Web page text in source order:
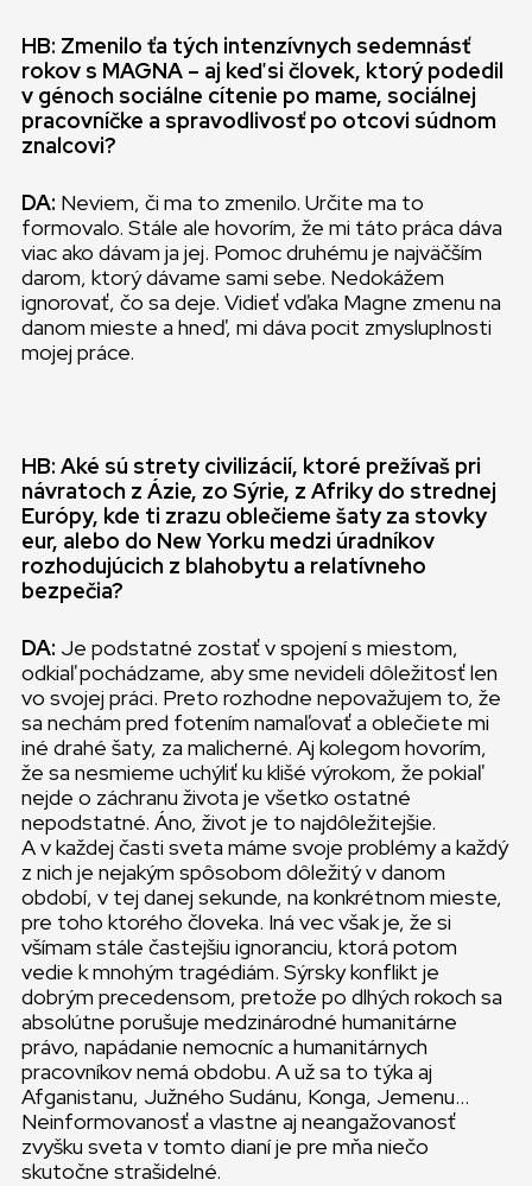
HB: Zmenilo ťa tých intenzívnych sedemnásť
rokov s MAGNA – aj keď si človek, ktorý podedil
v génoch sociálne cítenie po mame, sociálnej
pracovníčke a spravodlivosť po otcovi súdnom
znalcovi?
DA: Neviem, či ma to zmenilo. Určite ma to
formovalo. Stále ale hovorím, že mi táto práca dáva
viac ako dávam ja jej. Pomoc druhému je najväčším
darom, ktorý dávame sami sebe. Nedokážem
ignorovať, čo sa deje. Vidieť vďaka Magne zmenu na
danom mieste a hneď, mi dáva pocit zmysluplnosti
mojej práce.
HB: Aké sú strety civilizácií, ktoré prežívaš pri
návratoch z Ázie, zo Sýrie, z Afriky do strednej
Európy, kde ti zrazu oblečieme šaty za stovky
eur, alebo do New Yorku medzi úradníkov
rozhodujúcich z blahobytu a relatívneho
bezpečia?
DA: Je podstatné zostať v spojení s miestom,
odkiaľ pochádzame, aby sme nevideli dôležitosť len
vo svojej práci. Preto rozhodne nepovažujem to, že
sa nechám pred fotením namaľovať a oblečiete mi
iné drahé šaty, za malicherné. Aj kolegom hovorím,
že sa nesmieme uchýliť ku klišé výrokom, že pokiaľ
nejde o záchranu života je všetko ostatné
nepodstatné. Áno, život je to najdôležitejšie.
A v každej časti sveta máme svoje problémy a každý
z nich je nejakým spôsobom dôležitý v danom
období, v tej danej sekunde, na konkrétnom mieste,
pre toho ktorého človeka. Iná vec však je, že si
všímam stále častejšiu ignoranciu, ktorá potom
vedie k mnohým tragédiám. Sýrsky konflikt je
dobrým precedensom, pretože po dlhých rokoch sa
absolútne porušuje medzinárodné humanitárne
právo, napádanie nemocníc a humanitárnych
pracovníkov nemá obdobu. A už sa to týka aj
Afganistanu, Južného Sudánu, Konga, Jemenu…
Neinformovanosť a vlastne aj neangažovanosť
zvyšku sveta v tomto dianí je pre mňa niečo
skutočne strašidelné.